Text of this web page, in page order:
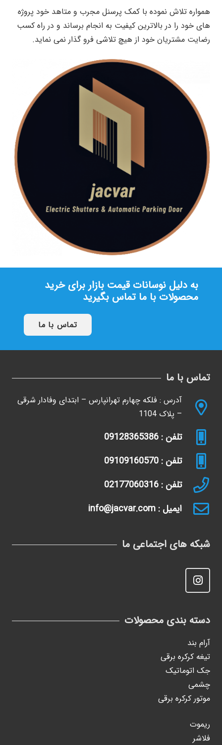
همواره تلاش نموده با کمک پرسنل مجرب و متاهد خود پروژه
های خود را در بالاترین کیفیت به انجام برساند و در راه کسب
رضایت مشتریان خود از هیچ تلاشی فرو گذار نمی نماید.
به دلیل نوسانات قیمت بازار برای خرید
محصولات با ما تماس بگیرید
تماس با ما
تماس با ما
آدرس : فلکه چهارم تهرانپارس – ابتدای وفادار شرقی
– پلاک 1104
تلفن : 09128365386
تلفن : 09109160570
تلفن : 02177060316
ایمیل : info@jacvar.com
شبکه های اجتماعی ما
دسته بندی محصولات
آرام بند
تیغه کرکره برقی
جک اتوماتیک
چشمی
موتور کرکره برقی
ریموت
فلاشر